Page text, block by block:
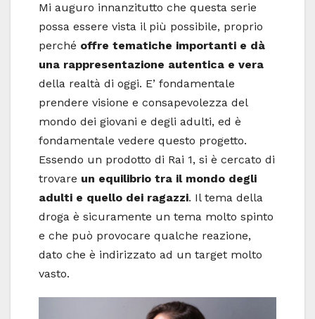
Mi auguro innanzitutto che questa serie
possa essere vista il più possibile, proprio
perché offre tematiche importanti e dà
una rappresentazione autentica e vera
della realtà di oggi. E’ fondamentale
prendere visione e consapevolezza del
mondo dei giovani e degli adulti, ed è
fondamentale vedere questo progetto.
Essendo un prodotto di Rai 1, si è cercato di
trovare un equilibrio tra il mondo degli
adulti e quello dei ragazzi. Il tema della
droga è sicuramente un tema molto spinto
e che può provocare qualche reazione,
dato che è indirizzato ad un target molto
vasto.